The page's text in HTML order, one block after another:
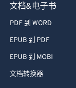
文档&电子书
PDF 到 WORD
EPUB 到 PDF
EPUB 到 MOBI
文档转换器